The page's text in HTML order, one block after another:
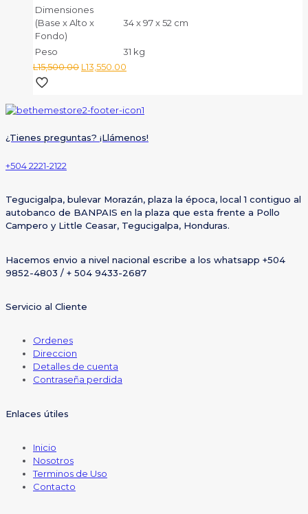
Dimensiones
(Base x Alto x
Fondo)
34 x 97 x 52 cm
Peso
31 kg
L15,500.00 El
era:
L15,500.00.
L13,550.00
L13,550.00.
¿Tienes preguntas? ¡Llámenos!
+504 2221-2122
Tegucigalpa, bulevar Morazán, plaza la época, local 1 contiguo al
autobanco de BANPAIS en la plaza que esta frente a Pollo
Campero y Little Ceasar, Tegucigalpa, Honduras.
Hacemos envio a nivel nacional escribe a los whatsapp +504
9852-4803 / + 504 9433-2687
Servicio al Cliente
Ordenes
Direccion
Detalles de cuenta
Contraseña perdida
Enlaces útiles
Inicio
Nosotros
Terminos de Uso
Contacto